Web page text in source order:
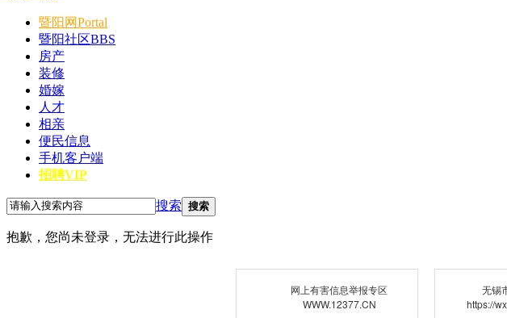
暨阳网Portal
暨阳社区BBS
房产
装修
婚嫁
人才
相亲
便民信息
手机客户端
招聘VIP
搜索 搜索
抱歉，您尚未登录，无法进行此操作
网上有害信息举报专区
WWW.12377.CN
无锡
https://